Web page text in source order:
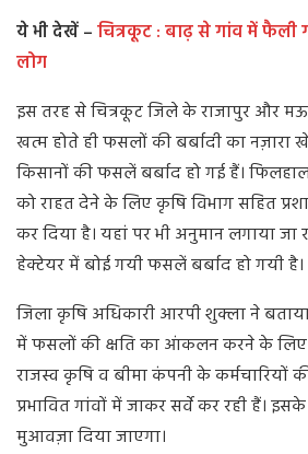
ये भी देखें –चित्रकूट : बाढ़ से गांव में फैली
लोग
इस तरह से चित्रकूट जिले के राजापुर और
खत्म होते ही फसलों की बर्बादी का नज़ारा
किसानों की फसलें बर्बाद हो गई हैं।
को राहत देने के लिए कृषि विभाग सहित
कर दिया है। यहां पर भी अनुमान लगाया जा
हेक्टेयर में बोई गयी फसलें बर्बाद हो गयी है।
जिला कृषि अधिकारी आरपी शुक्ला ने बताया
में फसलों की क्षति का आंकलन करने के लिए
राजस्व कृषि व बीमा कंपनी के कर्मचारियों
प्रभावित गांवों में जाकर सर्वे कर रही हैं।
मुआवज़ा दिया जाएगा।